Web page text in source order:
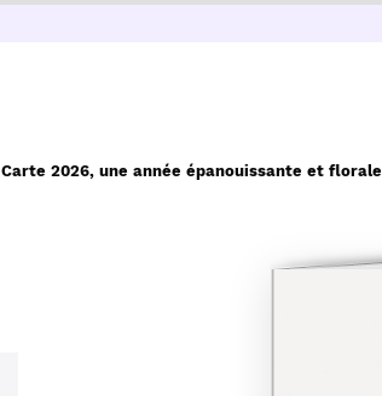
Carte 2026, une année épanouissante et florale